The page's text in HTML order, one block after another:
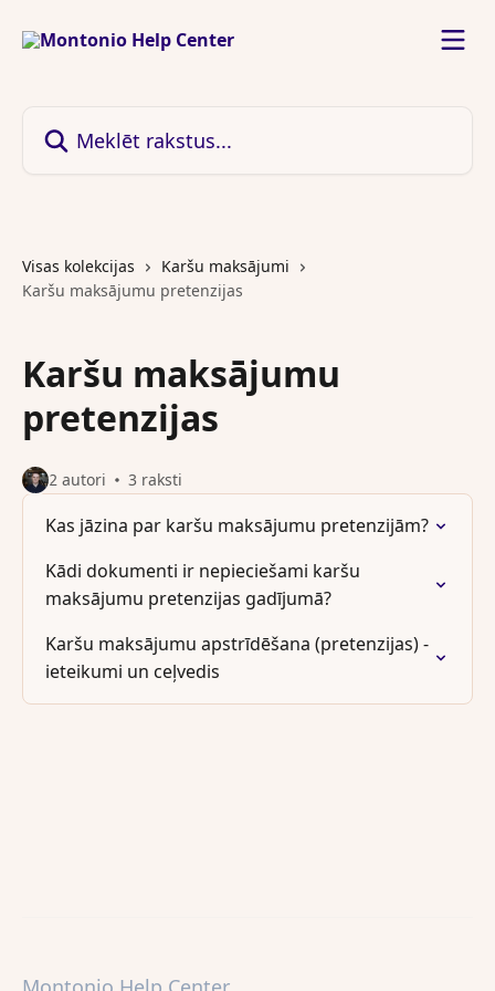
Visas kolekcijas
Karšu maksājumi
Karšu maksājumu pretenzijas
Karšu maksājumu
pretenzijas
2 autori 3 raksti
Kas jāzina par karšu maksājumu pretenzijām?
Kādi dokumenti ir nepieciešami karšu
maksājumu pretenzijas gadījumā?
Karšu maksājumu apstrīdēšana (pretenzijas) -
ieteikumi un ceļvedis